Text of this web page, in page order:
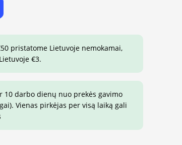
pristatome Lietuvoje nemokamai,
€3.
darbo dienų nuo prekės gavimo
Vienas pirkėjas per visą laiką gali